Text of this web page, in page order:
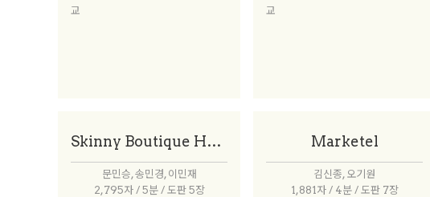
교
교
Skinny Boutique Hotel
문민승, 송민경, 이민재
2,795자 / 5분 / 도판 5장
Marketel
김신종, 오기원
1,881자 / 4분 / 도판 7장